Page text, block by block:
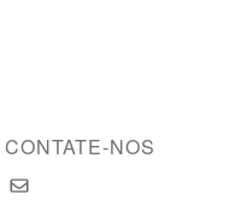
CONTATE-NOS